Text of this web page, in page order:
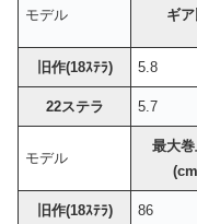
モデル ギ
旧作(18ｽﾃﾗ) 5.8
22ステラ 5.7
モデル
最大
旧作(18ｽﾃﾗ) 86